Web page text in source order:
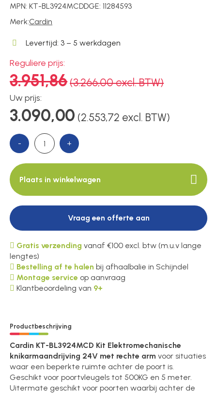
MPN:KT-BL3924MCDDGE:11284593
Merk:Cardin
Levertijd: 3 – 5 werkdagen
Reguliere prijs:
3.951,86(3.266,00 excl. BTW)
Uw prijs:
3.090,00 (2.553,72 excl. BTW)
- +
Plaats in winkelwagen
Vraag een offerte aan
Gratis verzending vanaf €100 excl. btw (m.u.v lange
lengtes)
Bestelling af te halen bij afhaalbalie in Schijndel
Montage service op aanvraag
Klantbeoordeling van 9+
Productbeschrijving
Cardin KT-BL3924MCD Kit Elektromechanische
knikarmaandrijving 24V met rechte armvoor situaties
waar een beperkte ruimte achter de poort is.
Geschikt voor poortvleugels tot 500KG en 5 meter.
Uitermate geschikt voor poorten waarbij achter de